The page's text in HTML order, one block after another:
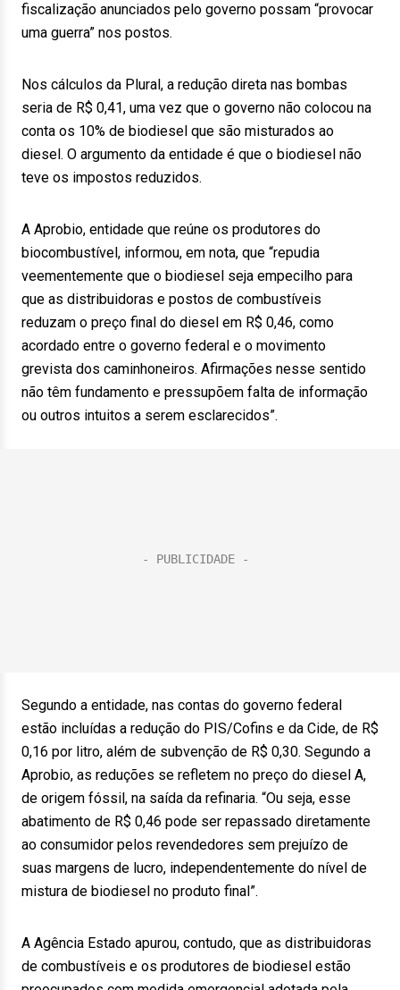
fiscalização anunciados pelo governo possam “provocar
uma guerra” nos postos.
Nos cálculos da Plural, a redução direta nas bombas
seria de R$ 0,41, uma vez que o governo não colocou na
conta os 10% de biodiesel que são misturados ao
diesel. O argumento da entidade é que o biodiesel não
teve os impostos reduzidos.
A Aprobio, entidade que reúne os produtores do
biocombustível, informou, em nota, que “repudia
veementemente que o biodiesel seja empecilho para
que as distribuidoras e postos de combustíveis
reduzam o preço final do diesel em R$ 0,46, como
acordado entre o governo federal e o movimento
grevista dos caminhoneiros. Afirmações nesse sentido
não têm fundamento e pressupõem falta de informação
ou outros intuitos a serem esclarecidos”.
Segundo a entidade, nas contas do governo federal
estão incluídas a redução do PIS/Cofins e da Cide, de R$
0,16 por litro, além de subvenção de R$ 0,30. Segundo a
Aprobio, as reduções se refletem no preço do diesel A,
de origem fóssil, na saída da refinaria. “Ou seja, esse
abatimento de R$ 0,46 pode ser repassado diretamente
ao consumidor pelos revendedores sem prejuízo de
suas margens de lucro, independentemente do nível de
mistura de biodiesel no produto final”.
A Agência Estado apurou, contudo, que as distribuidoras
de combustíveis e os produtores de biodiesel estão